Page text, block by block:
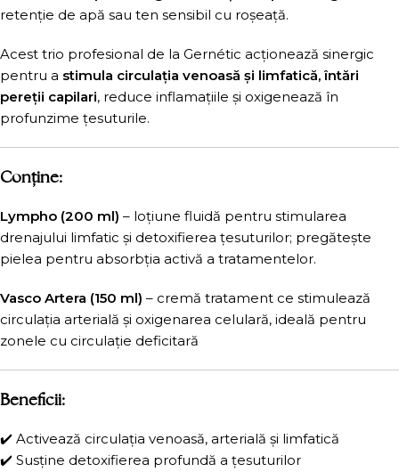
retenție de apă sau ten sensibil cu roșeață.
Acest trio profesional de la Gernétic acționează sinergic
pentru a stimula circulația venoasă și limfatică, întări
pereții capilari, reduce inflamațiile și oxigenează în
profunzime țesuturile.
Conține:
Lympho (200 ml) – loțiune fluidă pentru stimularea
drenajului limfatic și detoxifierea țesuturilor; pregătește
pielea pentru absorbția activă a tratamentelor.
Vasco Artera (150 ml) – cremă tratament ce stimulează
circulația arterială și oxigenarea celulară, ideală pentru
zonele cu circulație deficitară
Beneficii:
✔️ Activează circulația venoasă, arterială și limfatică
✔️ Susține detoxifierea profundă a țesuturilor